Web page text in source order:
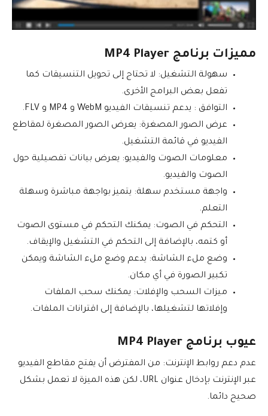
مميزات برنامج MP4 Player
سهولة التشغيل: لا تحتاج إلى تحويل التنسيقات كما
تفعل بعض البرامج الأخرى.
التوافق : يدعم تنسيقات الفيديو WebM و MP4 و FLV.
عرض الصور المصغرة: يعرض الصور المصغرة لمقاطع
الفيديو في قائمة التشغيل.
معلومات الصوت والفيديو: يعرض بيانات تفصيلية حول
الصوت والفيديو.
واجهة مستخدم سهلة: يتميز بواجهة مباشرة وسهلة
التعلم.
التحكم في الصوت: يمكنك التحكم في مستوى الصوت
أو كتمه، بالإضافة إلى التحكم في التشغيل والإيقاف.
وضع ملء الشاشة: يدعم وضع ملء الشاشة ويمكن
تكبير الصورة في أي مكان.
ميزات السحب والإفلات: يمكنك سحب الملفات
وإفلاتها لتشغيلها، بالإضافة إلى اقترانات الملفات.
عيوب برنامج MP4 Player
عدم دعم روابط الإنترنت: من المفترض أن يفتح مقاطع الفيديو
عبر الإنترنت بإدخال عنوان URL، لكن هذه الميزة لا تعمل بشكل
صحيح دائما.